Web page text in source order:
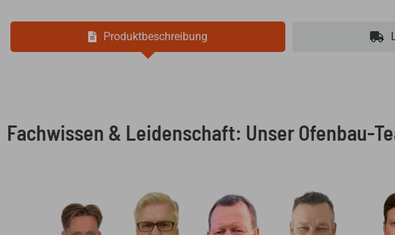
Produktbeschreibung
Fachwissen & Leidenschaft: Unser Ofenbau-